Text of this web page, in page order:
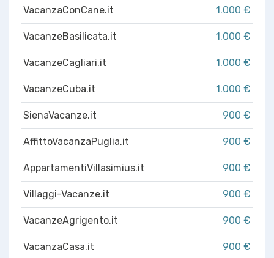
VacanzaConCane.it 1.000 €
VacanzeBasilicata.it 1.000 €
VacanzeCagliari.it 1.000 €
VacanzeCuba.it 1.000 €
SienaVacanze.it 900 €
AffittoVacanzaPuglia.it 900 €
AppartamentiVillasimius.it 900 €
Villaggi-Vacanze.it 900 €
VacanzeAgrigento.it 900 €
VacanzaCasa.it 900 €